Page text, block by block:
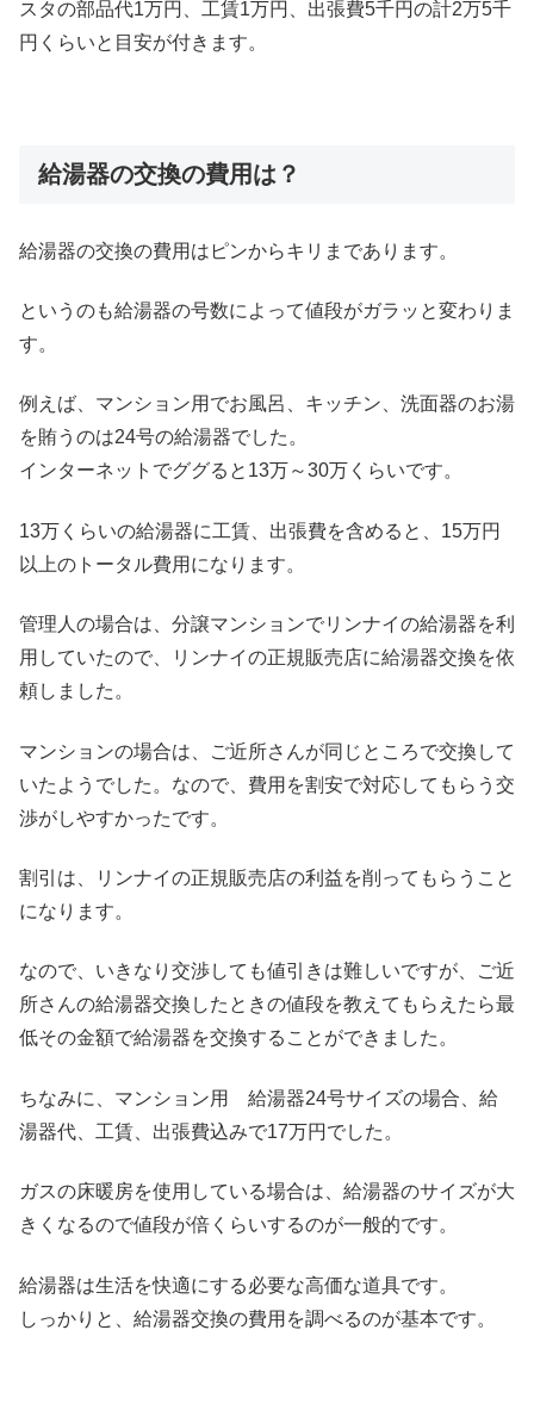
スタの部品代1万円、工賃1万円、出張費5千円の計2万5千
円くらいと目安が付きます。
給湯器の交換の費用は？
給湯器の交換の費用はピンからキリまであります。
というのも給湯器の号数によって値段がガラッと変わりま
す。
例えば、マンション用でお風呂、キッチン、洗面器のお湯
を賄うのは24号の給湯器でした。
インターネットでググると13万～30万くらいです。
13万くらいの給湯器に工賃、出張費を含めると、15万円
以上のトータル費用になります。
管理人の場合は、分譲マンションでリンナイの給湯器を利
用していたので、リンナイの正規販売店に給湯器交換を依
頼しました。
マンションの場合は、ご近所さんが同じところで交換して
いたようでした。なので、費用を割安で対応してもらう交
渉がしやすかったです。
割引は、リンナイの正規販売店の利益を削ってもらうこと
になります。
なので、いきなり交渉しても値引きは難しいですが、ご近
所さんの給湯器交換したときの値段を教えてもらえたら最
低その金額で給湯器を交換することができました。
ちなみに、マンション用 給湯器24号サイズの場合、給
湯器代、工賃、出張費込みで17万円でした。
ガスの床暖房を使用している場合は、給湯器のサイズが大
きくなるので値段が倍くらいするのが一般的です。
給湯器は生活を快適にする必要な高価な道具です。
しっかりと、給湯器交換の費用を調べるのが基本です。